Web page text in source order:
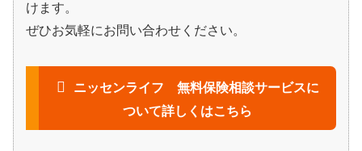
けます。
ぜひお気軽にお問い合わせください。
ニッセンライフ 無料保険相談サービスに
ついて詳しくはこちら